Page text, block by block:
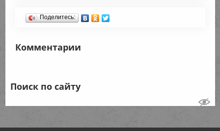
Поделитесь:
Комментарии
Поиск по сайту